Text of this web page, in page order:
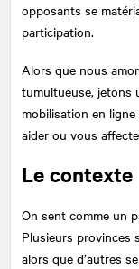
opposants se
participation.
Alors que nous
tumultueuse, jetons
mobilisation en
aider ou vous
Le contexte
On sent comme un
Plusieurs provinces
alors que d’autres